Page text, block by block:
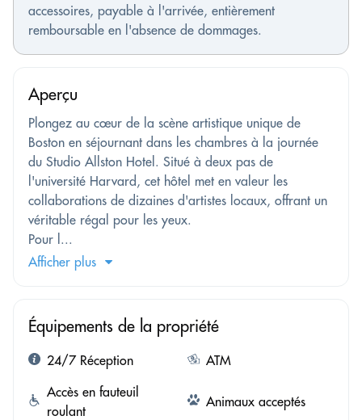
accessoires, payable à l'arrivée, entièrement
remboursable en l'absence de dommages.
Aperçu
Plongez au cœur de la scène artistique unique de
Boston en séjournant dans les chambres à la journée
du Studio Allston Hotel. Situé à deux pas de
l'université Harvard, cet hôtel met en valeur les
collaborations de dizaines d'artistes locaux, offrant un
véritable régal pour les yeux.
Pour l...
Afficher plus
Équipements de la propriété
24/7 Réception
ATM
Accès en fauteuil
roulant
Animaux acceptés